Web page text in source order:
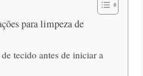
para limpeza de
tecido antes de iniciar a